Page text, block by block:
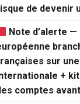
de devenir
Note d’alerte —
sur
+
comptes